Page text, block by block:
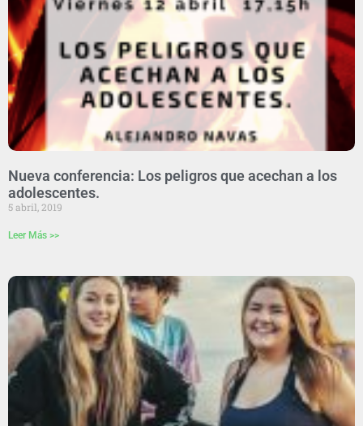
Nueva conferencia: Los peligros que acechan a los
adolescentes.
5 abril, 2019
Leer Más >>